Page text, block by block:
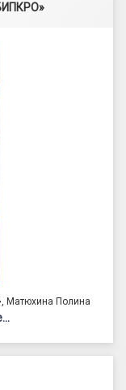
Матюхина Полина